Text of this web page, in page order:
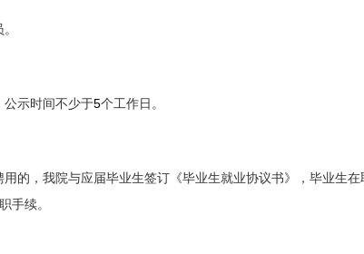
公示时间不少于5个工作日。
的，我院与应届毕业生签订《毕业生就业协议书》，毕业生
手续。